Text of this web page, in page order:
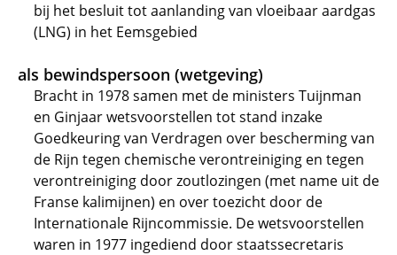
bij het besluit tot aanlanding van vloeibaar aardgas
(LNG) in het Eemsgebied
als bewindspersoon (wetgeving)
Bracht in 1978 samen met de ministers Tuijnman
en Ginjaar wetsvoorstellen tot stand inzake
Goedkeuring van Verdragen over bescherming van
de Rijn tegen chemische verontreiniging en tegen
verontreiniging door zoutlozingen (met name uit de
Franse kalimijnen) en over toezicht door de
Internationale Rijncommissie. De wetsvoorstellen
waren in 1977 ingediend door staatssecretaris